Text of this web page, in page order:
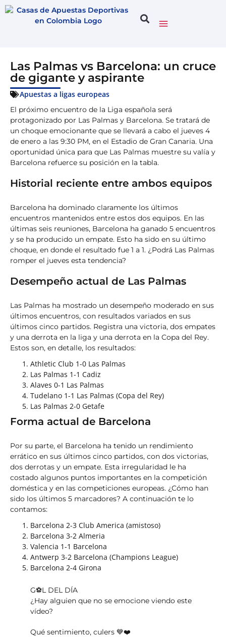
Las Palmas vs Barcelona: un cruce
de gigante y aspirante
Apuestas a ligas europeas
El próximo encuentro de la Liga española será
protagonizado por Las Palmas y Barcelona. Se tratará de
un choque emocionante que se llevará a cabo el jueves 4
de enero a las 9:30 PM, en el Estadio de Gran Canaria. Una
oportunidad única para que Las Palmas muestre su valía y
Barcelona refuerce su posición en la tabla.
Historial reciente entre ambos equipos
Barcelona ha dominado claramente los últimos
encuentros mantenidos entre estos dos equipos. En las
últimas seis reuniones, Barcelona ha ganado 5 encuentros
y se ha producido un empate. Esto ha sido en su último
choque, en donde el resultado fue 1 a 1. ¿Podrá Las Palmas
romper el jueves esta tendencia?
Desempeño actual de Las Palmas
Las Palmas ha mostrado un desempeño moderado en sus
últimos encuentros, con resultados variados en sus
últimos cinco partidos. Registra una victoria, dos empates
y una derrota en la liga y una derrota en la Copa del Rey.
Estos son, en detalle, los resultados:
Athletic Club 1-0 Las Palmas
Las Palmas 1-1 Cadiz
Alaves 0-1 Las Palmas
Tudelano 1-1 Las Palmas (Copa del Rey)
Las Palmas 2-0 Getafe
Forma actual de Barcelona
Por su parte, el Barcelona ha tenido un rendimiento
errático en sus últimos cinco partidos, con dos victorias,
dos derrotas y un empate. Esta irregularidad le ha
costado algunos puntos importantes en la competición
doméstica y en las competiciones europeas. ¿Cómo han
sido los últimos 5 marcadores? A continuación te lo
contamos:
Barcelona 2-3 Club America (amistoso)
Barcelona 3-2 Almeria
Valencia 1-1 Barcelona
Antwerp 3-2 Barcelona (Champions League)
Barcelona 2-4 Girona
G⚽L DEL DÍA
¿Hay alguien que no se emocione viendo este
vídeo?
Qué sentimiento, culers 💙❤️